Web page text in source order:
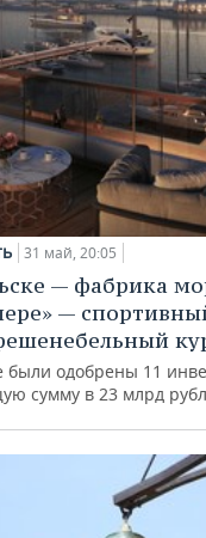
СПОРТА
31 май, 20:05
— фабрика
—
были одобрены 11
сумму в 23 млрд